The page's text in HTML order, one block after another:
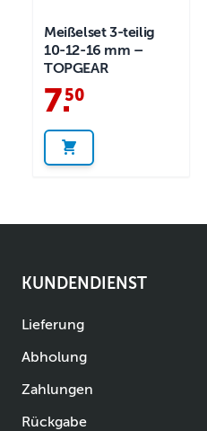
Meißelset 3-teilig
10-12-16 mm –
TOPGEAR
7.
50
KUNDENDIENST
Lieferung
Abholung
Zahlungen
Rückgabe